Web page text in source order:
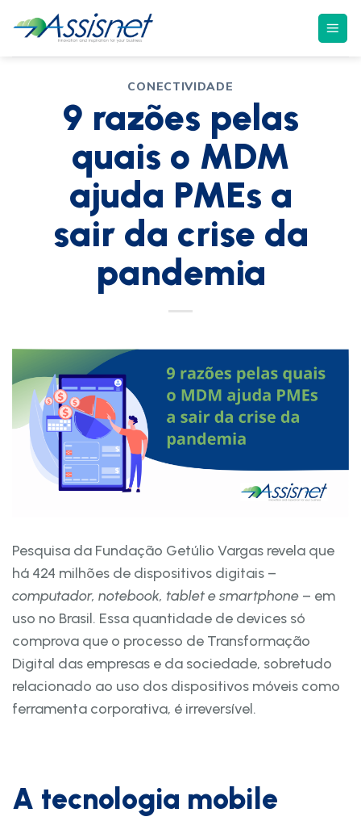
CONECTIVIDADE
9 razões pelas
quais o MDM
ajuda PMEs a
sair da crise da
pandemia
Pesquisa da Fundação Getúlio Vargas revela que
há 424 milhões de dispositivos digitais –
computador, notebook, tablet e smartphone – em
uso no Brasil. Essa quantidade de devices só
comprova que o processo de Transformação
Digital das empresas e da sociedade, sobretudo
relacionado ao uso dos dispositivos móveis como
ferramenta corporativa, é irreversível.
A tecnologia mobile